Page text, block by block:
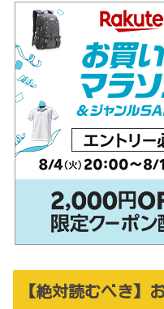
【絶対読むべき】